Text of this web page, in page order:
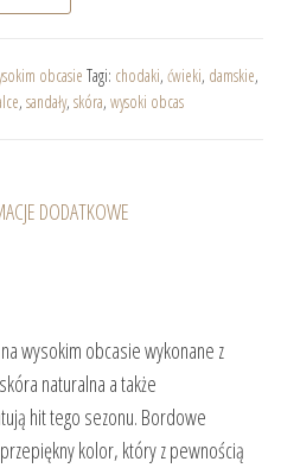
obcasie Tagi: chodaki, ćwieki, damskie,
, sandały, skóra, wysoki obcas
DODATKOWE
wysokim obcasie wykonane z
naturalna a także
hit tego sezonu. Bordowe
kolor, który z pewnością